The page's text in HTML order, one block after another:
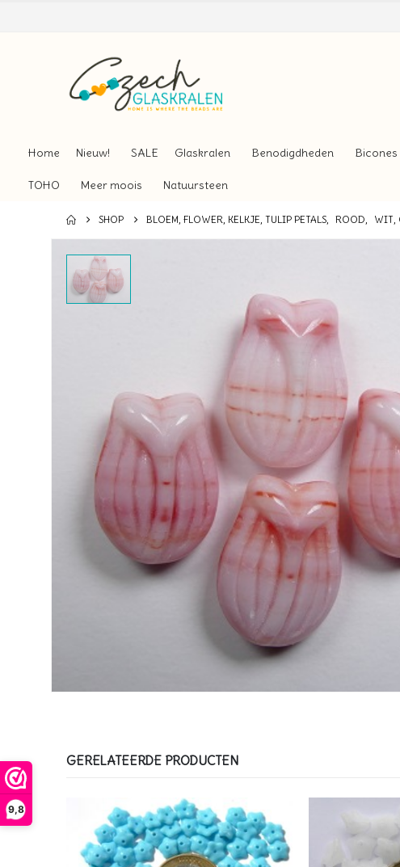
9,8
Home Nieuw! SALE Glaskralen Benodigdheden Bicones
TOHO Meer moois Natuursteen
SHOP BLOEM, FLOWER, KELKJE, TULIP PETALS, ROOD, WIT,
GERELATEERDE PRODUCTEN